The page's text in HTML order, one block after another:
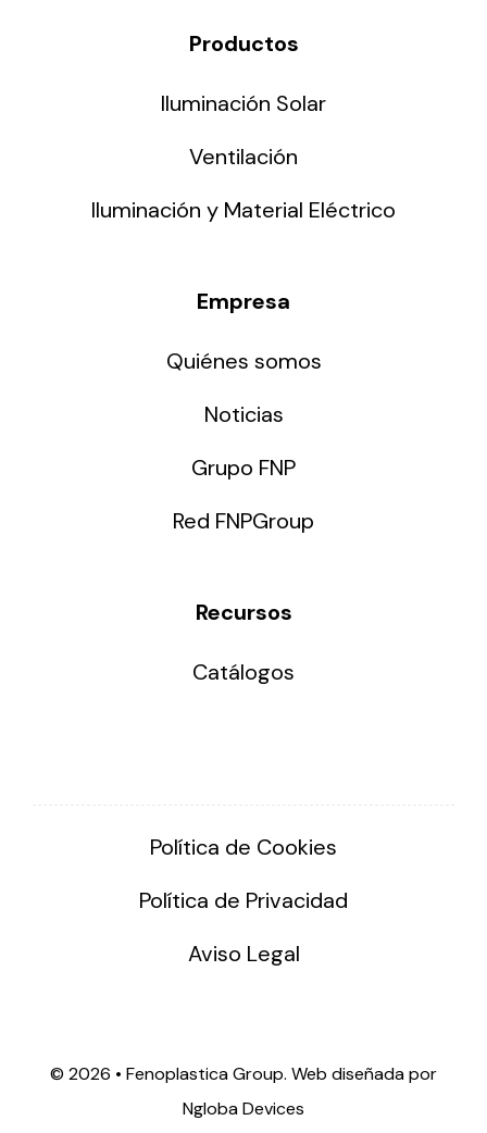
Productos
Iluminación Solar
Ventilación
Iluminación y Material Eléctrico
Empresa
Quiénes somos
Noticias
Grupo FNP
Red FNPGroup
Recursos
Catálogos
Política de Cookies
Política de Privacidad
Aviso Legal
© 2026 • Fenoplastica Group. Web diseñada por
Ngloba Devices